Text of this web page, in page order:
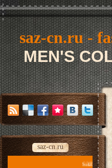
saz-cn.ru -
MEN'S
saz-cn.ru
saz-cn.ru - fashion style